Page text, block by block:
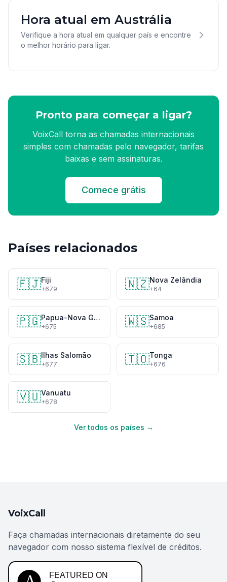
Hora atual em Austrália
Verifique a hora atual em qualquer país e encontre
o melhor horário para ligar.
Pronto para começar a ligar?
VoixCall torna as chamadas internacionais
simples com chamadas pelo navegador, tarifas
baixas e sem assinaturas.
Comece grátis
Países relacionados
🇫🇯Fiji
+679 🇳🇿Nova Zelândia
+64
🇵🇬 Papua-Nova Guiné
+675 🇼🇸Samoa
+685
🇸🇧Ilhas Salomão
+677 🇹🇴Tonga
+676
🇻🇺Vanuatu
+678
Ver todos os países →
VoixCall
Faça chamadas internacionais diretamente do seu
navegador com nosso sistema flexível de créditos.